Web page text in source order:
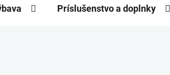
KOŠÍK
Príslušenstvo a doplnky